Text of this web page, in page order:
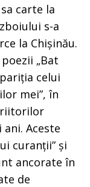
carte la
s-a
la Chișinău.
„Bat
celui
mei”, în
Aceste
curanții” și
ancorate în
de